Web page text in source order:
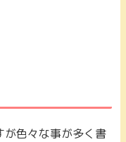
が色々な事が多く書